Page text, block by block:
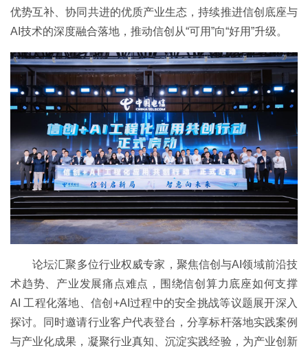
优势互补、协同共进的优质产业生态，持续推进信创底座与
AI技术的深度融合落地，推动信创从“可用”向“好用”升级。
论坛汇聚多位行业权威专家，聚焦信创与AI领域前沿技
术趋势、产业发展痛点难点，围绕信创算力底座如何支撑
AI 工程化落地、信创+AI过程中的安全挑战等议题展开深入
探讨。同时邀请行业客户代表登台，分享标杆落地实践案例
与产业化成果，凝聚行业真知、沉淀实践经验，为产业创新